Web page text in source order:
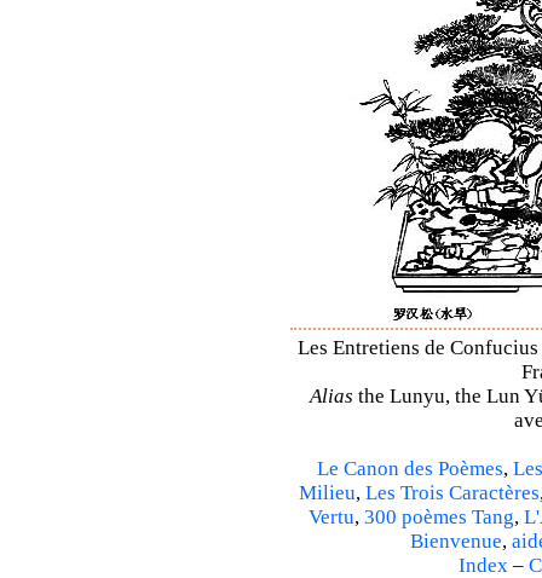
Les Entretiens de
Alias the Lunyu, the Lun
Le Canon des Poèmes,
Milieu, Les Trois Caractères
Vertu, 300 poèmes Tang,
Bienvenue,
Index –